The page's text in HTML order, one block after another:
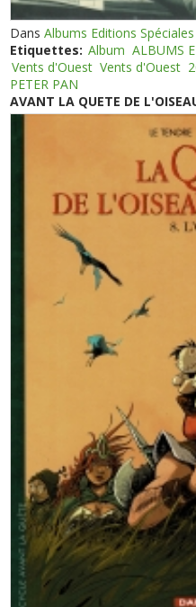
DansAlbums Editions Spéciales
Etiquettes: Album ALBUMS
Vents d'Ouest Vents d'Ouest
PETER PAN
AVANT LA QUETE DE